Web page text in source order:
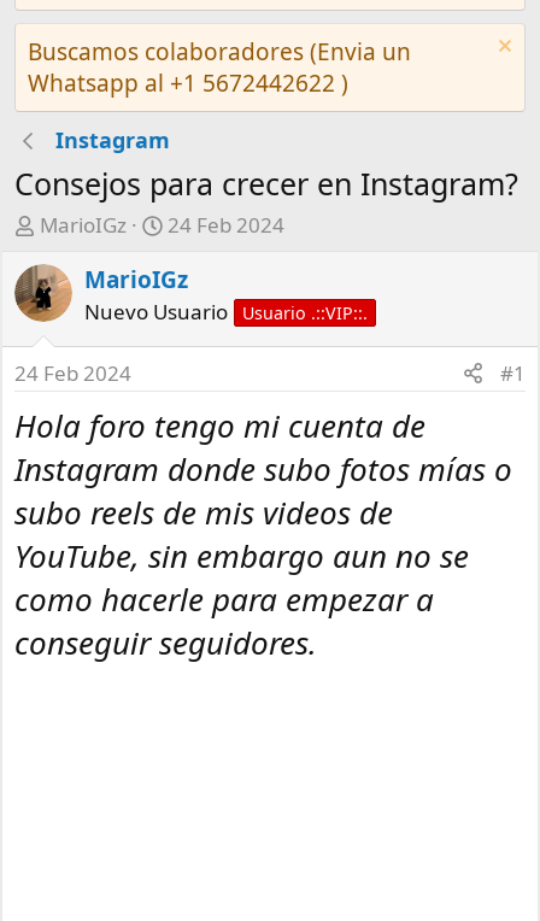
Buscamos colaboradores (Envia un
Whatsapp al +1 5672442622 )
Instagram
Consejos para crecer en Instagram?
A
t
o
r
MarioIGz
F
c
h
e
i
n
i
c
i
o
24 Feb 2024
MarioIGz
Nuevo Usuario Usuario .::VIP::.
24 Feb 2024 #1
Hola foro tengo mi cuenta de
Instagram donde subo fotos mías o
subo reels de mis videos de
YouTube, sin embargo aun no se
como hacerle para empezar a
conseguir seguidores.